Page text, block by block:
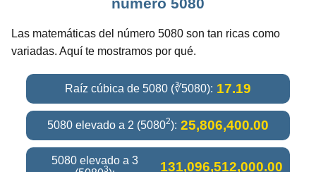
Las matemáticas del número 5080 son tan ricas como
variadas. Aquí te mostramos por qué.
Raíz cúbica de 5080 (∛5080): 17.19
5080 elevado a 2 (50802): 25,806,400.00
5080 elevado a 3
3 131,096,512,000.00